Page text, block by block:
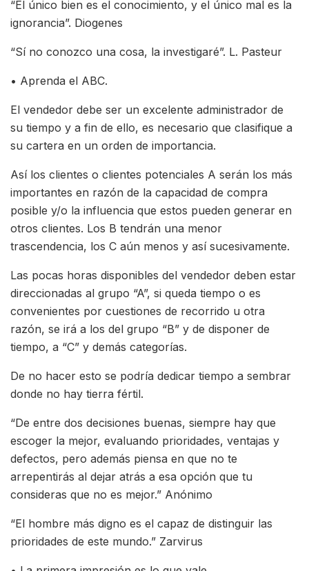
“El único bien es el conocimiento, y el único mal es la
ignorancia”. Diogenes
“Sí no conozco una cosa, la investigaré”. L. Pasteur
• Aprenda el ABC.
El vendedor debe ser un excelente administrador de
su tiempo y a fin de ello, es necesario que clasifique a
su cartera en un orden de importancia.
Así los clientes o clientes potenciales A serán los más
importantes en razón de la capacidad de compra
posible y/o la influencia que estos pueden generar en
otros clientes. Los B tendrán una menor
trascendencia, los C aún menos y así sucesivamente.
Las pocas horas disponibles del vendedor deben estar
direccionadas al grupo “A”, si queda tiempo o es
convenientes por cuestiones de recorrido u otra
razón, se irá a los del grupo “B” y de disponer de
tiempo, a “C” y demás categorías.
De no hacer esto se podría dedicar tiempo a sembrar
donde no hay tierra fértil.
“De entre dos decisiones buenas, siempre hay que
escoger la mejor, evaluando prioridades, ventajas y
defectos, pero además piensa en que no te
arrepentirás al dejar atrás a esa opción que tu
consideras que no es mejor.” Anónimo
“El hombre más digno es el capaz de distinguir las
prioridades de este mundo.” Zarvirus